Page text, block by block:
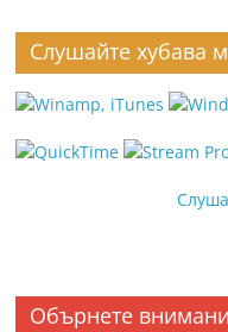
Слушайте хубава
Обърнете